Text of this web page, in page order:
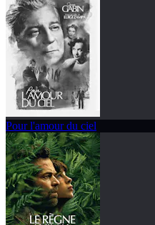
Pour l'amour du ciel